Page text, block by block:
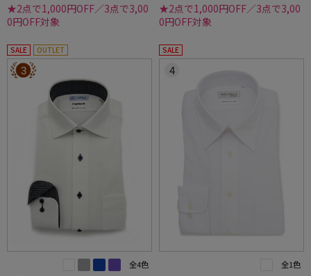
★2点で1,000円OFF／3点で3,00
0円OFF対象
★2点で1,000円OFF／3点で3,00
0円OFF対象
SALE OUTLET
3
全4色
SALE
4
全1色